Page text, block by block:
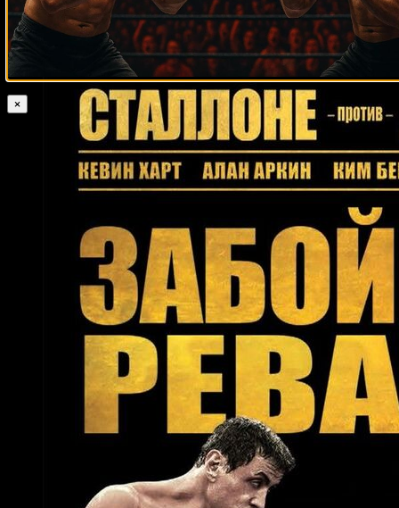
Миллер Энтони Джонс Брейдис Прескотт Сергей Липинец
Джон
Макдермотт Пьер Кутзер Сакио Бика
×